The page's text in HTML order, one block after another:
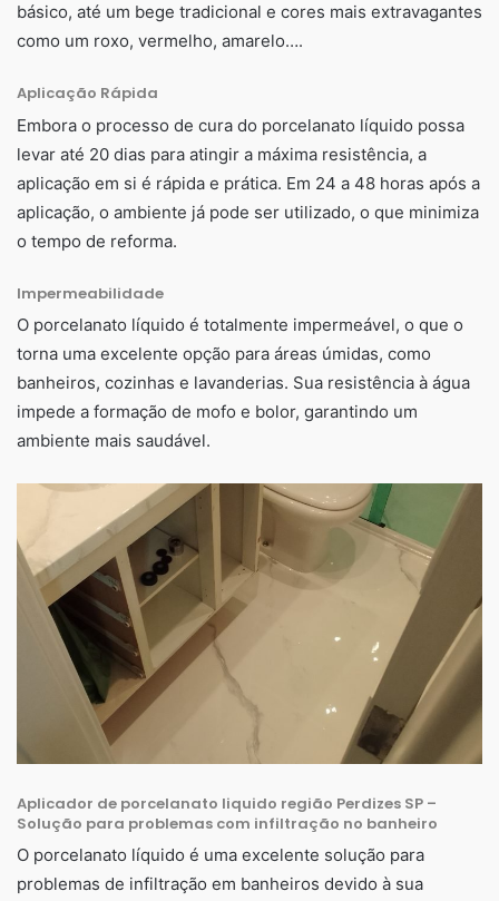
básico, até um bege tradicional e cores mais extravagantes
como um roxo, vermelho, amarelo….
Aplicação Rápida
Embora o processo de cura do porcelanato líquido possa
levar até 20 dias para atingir a máxima resistência, a
aplicação em si é rápida e prática. Em 24 a 48 horas após a
aplicação, o ambiente já pode ser utilizado, o que minimiza
o tempo de reforma.
Impermeabilidade
O porcelanato líquido é totalmente impermeável, o que o
torna uma excelente opção para áreas úmidas, como
banheiros, cozinhas e lavanderias. Sua resistência à água
impede a formação de mofo e bolor, garantindo um
ambiente mais saudável.
Aplicador de porcelanato liquido região Perdizes SP –
Solução para problemas com infiltração no banheiro
O porcelanato líquido é uma excelente solução para
problemas de infiltração em banheiros devido à sua